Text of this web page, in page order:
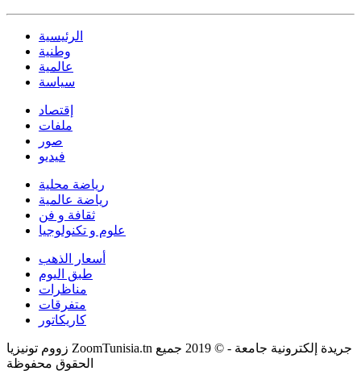
الرئيسية
وطنية
عالمية
سياسة
إقتصاد
ملفات
صور
فيديو
رياضة محلية
رياضة عالمية
ثقافة و فن
علوم و تكنولوجيا
أسعار الذهب
طبق اليوم
مناظرات
متفرقات
كاريكاتور
زووم تونيزيا ZoomTunisia.tn جريدة إلكترونية جامعة - © 2019 جميع
الحقوق محفوظة